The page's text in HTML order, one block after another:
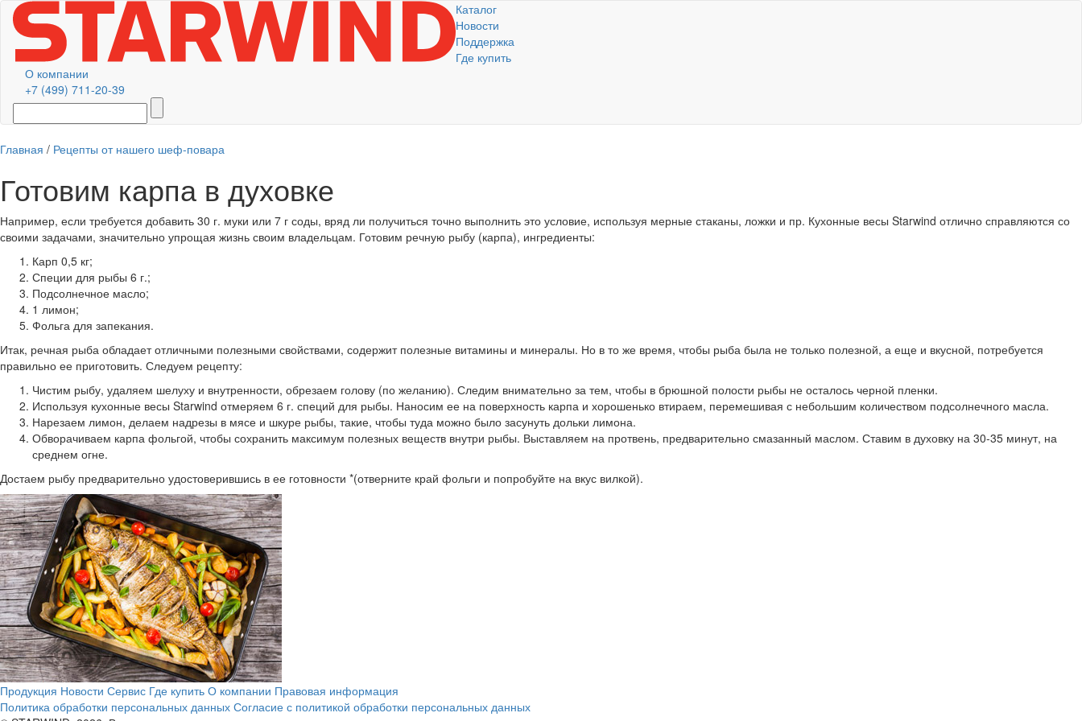
Каталог
Новости
Поддержка
Где купить
О компании
+7 (499) 711-20-39
Главная / Рецепты от нашего шеф-повара
Готовим карпа в духовке
Например, если требуется добавить 30 г. муки или 7 г соды, вряд ли получиться точно выполнить это условие, используя мерные стаканы, ложки и пр. Кухонные весы Starwind отлично справляются со
своими задачами, значительно упрощая жизнь своим владельцам. Готовим речную рыбу (карпа), ингредиенты:
Карп 0,5 кг;
Специи для рыбы 6 г.;
Подсолнечное масло;
1 лимон;
Фольга для запекания.
Итак, речная рыба обладает отличными полезными свойствами, содержит полезные витамины и минералы. Но в то же время, чтобы рыба была не только полезной, а еще и вкусной, потребуется
правильно ее приготовить. Следуем рецепту:
Чистим рыбу, удаляем шелуху и внутренности, обрезаем голову (по желанию). Следим внимательно за тем, чтобы в брюшной полости рыбы не осталось черной пленки.
Используя кухонные весы Starwind отмеряем 6 г. специй для рыбы. Наносим ее на поверхность карпа и хорошенько втираем, перемешивая с небольшим количеством подсолнечного масла.
Нарезаем лимон, делаем надрезы в мясе и шкуре рыбы, такие, чтобы туда можно было засунуть дольки лимона.
Обворачиваем карпа фольгой, чтобы сохранить максимум полезных веществ внутри рыбы. Выставляем на протвень, предварительно смазанный маслом. Ставим в духовку на 30-35 минут, на
среднем огне.
Достаем рыбу предварительно удостоверившись в ее готовности *(отверните край фольги и попробуйте на вкус вилкой).
Продукция Новости Сервис Где купить О компании Правовая информация
Политика обработки персональных данных Согласие с политикой обработки персональных данных